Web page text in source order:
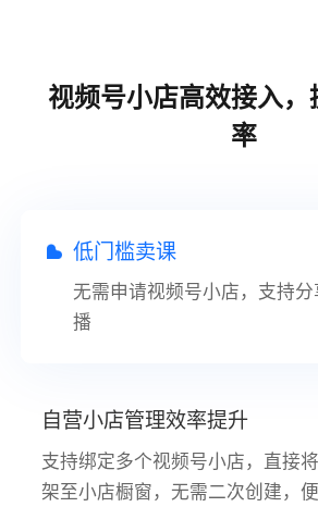
视频号小店高效接入
率
低门槛卖课
无需申请视频号小店，支持
播
自营小店管理效率提升
支持绑定多个视频号小店，直接
架至小店橱窗，无需二次创建，